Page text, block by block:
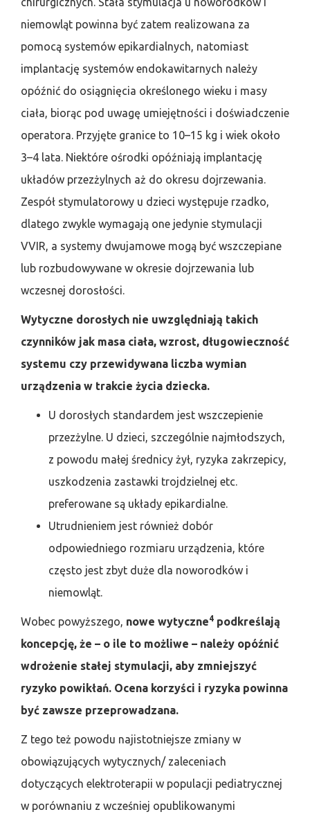
niemowląt powinna być zatem realizowana za
pomocą systemów epikardialnych, natomiast
implantację systemów endokawitarnych należy
opóźnić do osiągnięcia określonego wieku i masy
ciała, biorąc pod uwagę umiejętności i doświadczenie
operatora. Przyjęte granice to 10–15 kg i wiek około
3–4 lata. Niektóre ośrodki opóźniają implantację
układów przezżylnych aż do okresu dojrzewania.
Zespół stymulatorowy u dzieci występuje rzadko,
dlatego zwykle wymagają one jedynie stymulacji
VVIR, a systemy dwujamowe mogą być wszczepiane
lub rozbudowywane w okresie dojrzewania lub
wczesnej dorosłości.
Wytyczne dorosłych nie uwzględniają takich
czynników jak masa ciała, wzrost, długowieczność
systemu czy przewidywana liczba wymian
urządzenia w trakcie życia dziecka.
U dorosłych standardem jest wszczepienie
przezżylne. U dzieci, szczególnie najmłodszych,
z powodu małej średnicy żył, ryzyka zakrzepicy,
uszkodzenia zastawki trojdzielnej etc.
preferowane są układy epikardialne.
Utrudnieniem jest również dobór
odpowiedniego rozmiaru urządzenia, które
często jest zbyt duże dla noworodków i
niemowląt.
Wobec powyższego, nowe wytyczne4 podkreślają
koncepcję, że – o ile to możliwe – należy opóźnić
wdrożenie stałej stymulacji, aby zmniejszyć
ryzyko powikłań. Ocena korzyści i ryzyka powinna
być zawsze przeprowadzana.
Z tego też powodu najistotniejsze zmiany w
obowiązujących wytycznych/ zaleceniach
dotyczących elektroterapii w populacji pediatrycznej
w porównaniu z wcześniej opublikowanymi